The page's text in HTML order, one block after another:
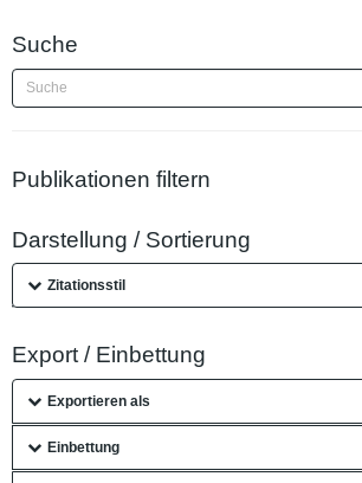
Suche
Publikationen filtern
Darstellung / Sortierung
Zitationsstil
Export / Einbettung
Exportieren als
Einbettung